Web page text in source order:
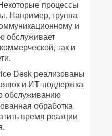
процессы
Например, группа
и
обслуживает
так и
Desk реализованы
и ИТ-поддержка
обслуживанию
обработка
время реакции